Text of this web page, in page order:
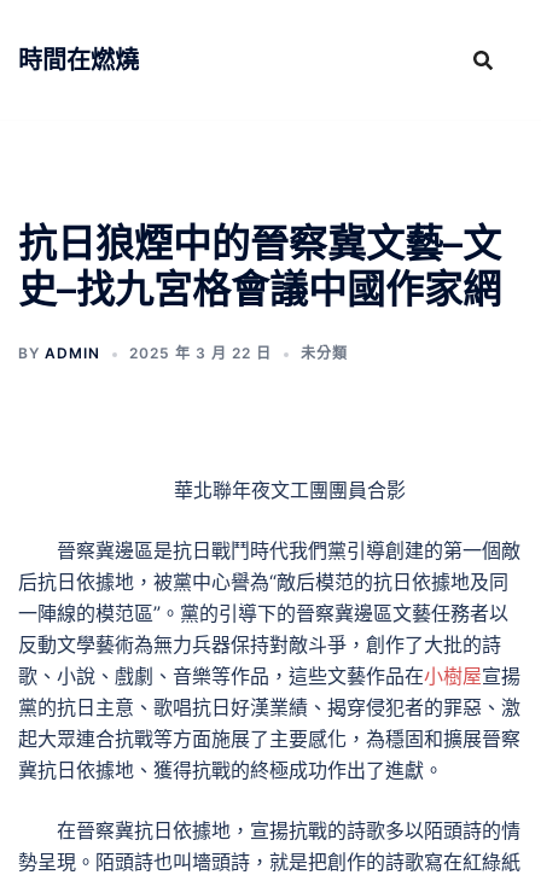
時間在燃燒
抗日狼煙中的晉察冀文藝–文
史–找九宮格會議中國作家網
BY ADMIN 2025 年 3 月 22 日 未分類
華北聯年夜文工團團員合影
晉察冀邊區是抗日戰鬥時代我們黨引導創建的第一個敵
后抗日依據地，被黨中心譽為“敵后模范的抗日依據地及同
一陣線的模范區”。黨的引導下的晉察冀邊區文藝任務者以
反動文學藝術為無力兵器保持對敵斗爭，創作了大批的詩
歌、小說、戲劇、音樂等作品，這些文藝作品在小樹屋宣揚
黨的抗日主意、歌唱抗日好漢業績、揭穿侵犯者的罪惡、激
起大眾連合抗戰等方面施展了主要感化，為穩固和擴展晉察
冀抗日依據地、獲得抗戰的終極成功作出了進獻。
在晉察冀抗日依據地，宣揚抗戰的詩歌多以陌頭詩的情
勢呈現。陌頭詩也叫墻頭詩，就是把創作的詩歌寫在紅綠紙